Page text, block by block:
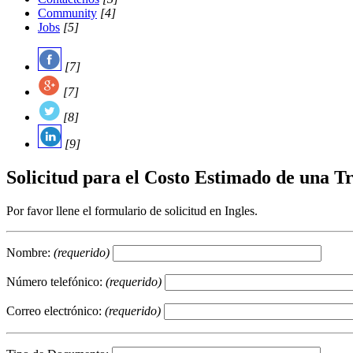
Community [4]
Jobs [5]
[7]
[7]
[8]
[9]
Solicitud para el Costo Estimado de una
Por favor llene el formulario de solicitud en Ingles.
Nombre: (requerido)
Número telefónico: (requerido)
Correo electrónico: (requerido)